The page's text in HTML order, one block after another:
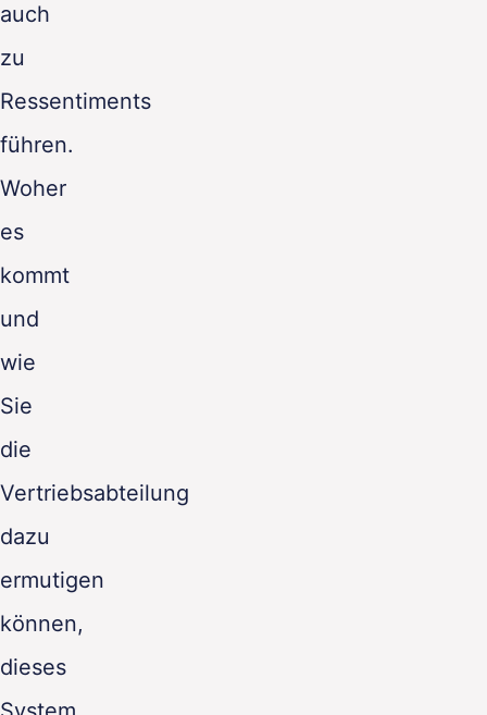
auch
zu
Ressentiments
führen.
Woher
es
kommt
und
wie
Sie
die
Vertriebsabteilung
dazu
ermutigen
können,
dieses